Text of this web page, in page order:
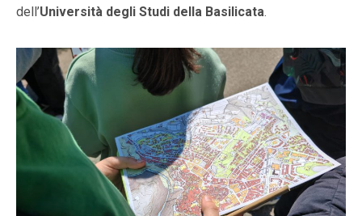
dell’Università degli Studi della Basilicata.